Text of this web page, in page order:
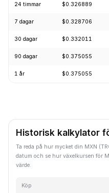
24 timmar $0.326889
7 dagar $0.328706
30 dagar $0.332011
90 dagar $0.375055
1 år $0.375055
Historisk kalkylator
Ta reda på hur mycket din MXN
datum och se hur växelkursen för
värde.
Köp